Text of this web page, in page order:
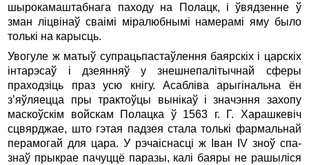
шырокамаштабнага паходу на Полацк, і ўвядзенне ў
зман ліцвінаў сваімі міралюбнымі намерамі яму было
толькі на карысць.
Увогуле ж матыў супрацьпастаўлення баярскіх і царскіх
інтарэсаў і дзеянняў у знешнепалітычнай сферы
праходзіць праз усю кнігу. Асабліва арыгінальна ён
з’яўляецца пры трактоўцы вынікаў і значэння захопу
маскоўскім войскам Полацка ў 1563 г. Г. Харашкевіч
сцвярджае, што гэтая падзея стала толькі фармальнай
перамогай для цара. У рэчаіснасці ж Іван IV зноў спа­
знаў прыкрае пачуццё паразы, калі баяры не рашыліся